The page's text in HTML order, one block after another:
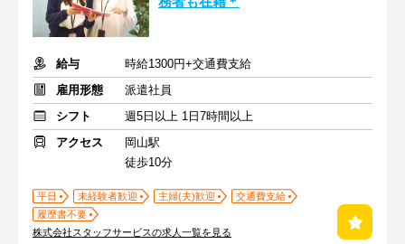
給与
時給1300円+交通費支給
雇用形態
派遣社員
シフト
週5日以上 1日7時間以上
アクセス
岡山駅
徒歩10分
平日 未経験者歓迎 主婦(夫)歓迎
交通費支給
履歴書不要
株式会社スタッフサービスの求人一覧を見る